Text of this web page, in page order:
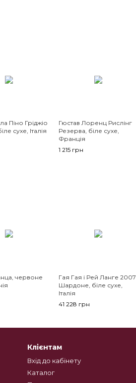
Піно Гріджіо
сухе, Італія
Гюстав Лоренц Рислінг
Резерва, біле сухе,
Франція
1 215 грн
червоне
Гая Гая і Рей Ланге 2007
Шардоне, біле сухе,
Італія
41 228 грн
Клієнтам
Вхід до кабінету
Каталог